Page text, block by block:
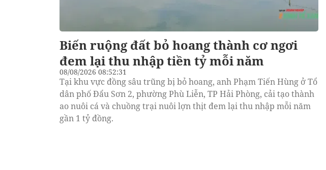
Biến ruộng đất bỏ hoang thành cơ ngơi
đem lại thu nhập tiền tỷ mỗi năm
08/08/2026 08:52:31
Tại khu vực đồng sâu trũng bị bỏ hoang, anh Phạm Tiến Hùng ở Tổ
dân phố Đẩu Sơn 2, phường Phù Liễn, TP Hải Phòng, cải tạo thành
ao nuôi cá và chuồng trại nuôi lợn thịt đem lại thu nhập mỗi năm
gần 1 tỷ đồng.